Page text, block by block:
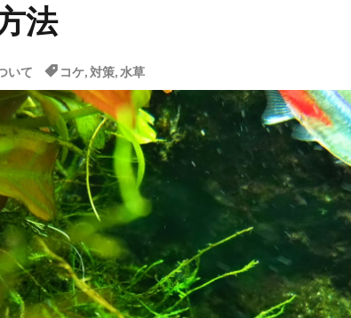
法
いて コケ,対策, 水草